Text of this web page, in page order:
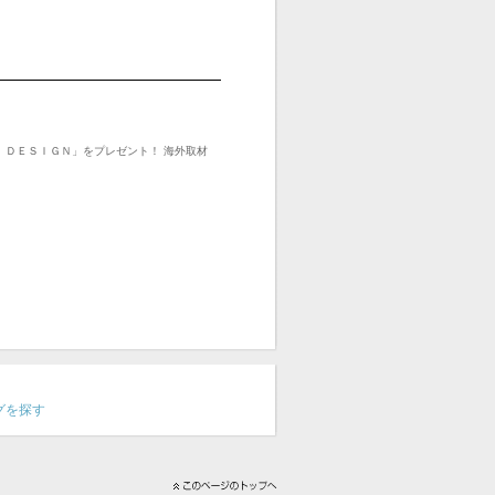
ＥＳＩＧＮ」をプレゼント！ 海外取材
を探す